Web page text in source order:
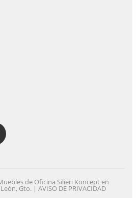
de Oficina Silieri Koncept en
Gto. | AVISO DE PRIVACIDAD